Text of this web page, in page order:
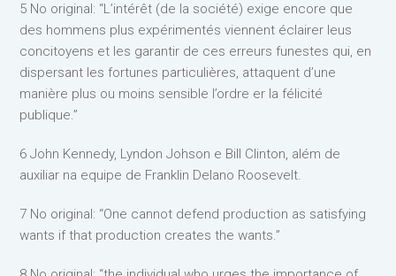
5 No original: “L’intérêt (de la société) exige encore que
des hommens plus expérimentés viennent éclairer leus
concitoyens et les garantir de ces erreurs funestes qui, en
dispersant les fortunes particulières, attaquent d’une
manière plus ou moins sensible l’ordre er la félicité
publique.”
6 John Kennedy, Lyndon Johson e Bill Clinton, além de
auxiliar na equipe de Franklin Delano Roosevelt.
7 No original: “One cannot defend production as satisfying
wants if that production creates the wants.”